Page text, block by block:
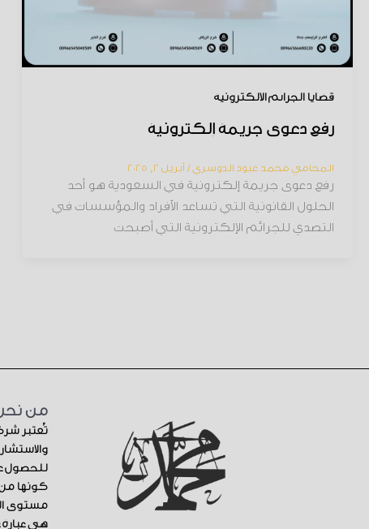
قضايا الجرائم الإلكترونية
رفع دعوى جريمة إلكترونية
المحامي محمد عبود الدوسري/ أبريل 2, 2025
رفع دعوى جريمة إلكترونية في السعودية هو أحد
الحلول القانونية التي تساعد الأفراد والمؤسسات في
التصدي للجرائم الإلكترونية التي أصبحت
من
تُعتبر
للحصول
كونها من
مستوى
هي